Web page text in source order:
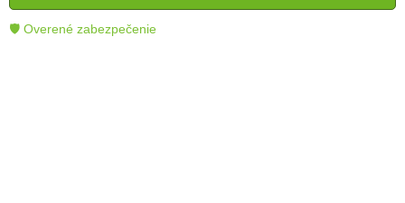
technológie.
🛡 Overené zabezpečenie